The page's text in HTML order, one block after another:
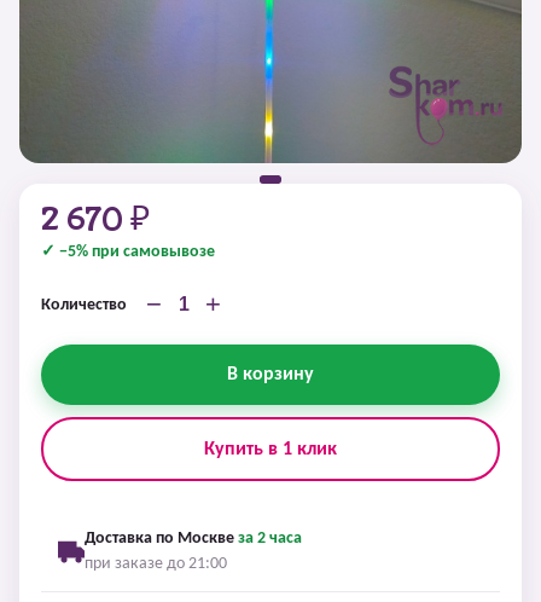
2 670 ₽
✓ −5% при самовывозе
Количество − +
В корзину
Купить в 1 клик
Доставка по Москве за 2 часа
при заказе до 21:00